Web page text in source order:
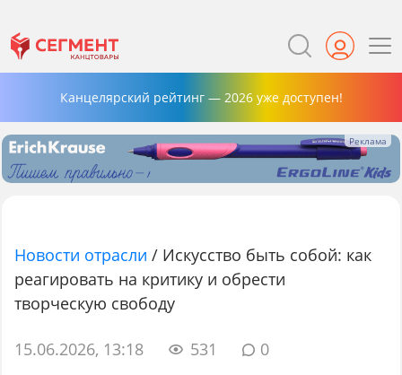
Канцелярский рейтинг — 2026 уже доступен!
Новости отрасли / Искусство быть собой: как
реагировать на критику и обрести
творческую свободу
15.06.2026, 13:18 531 0